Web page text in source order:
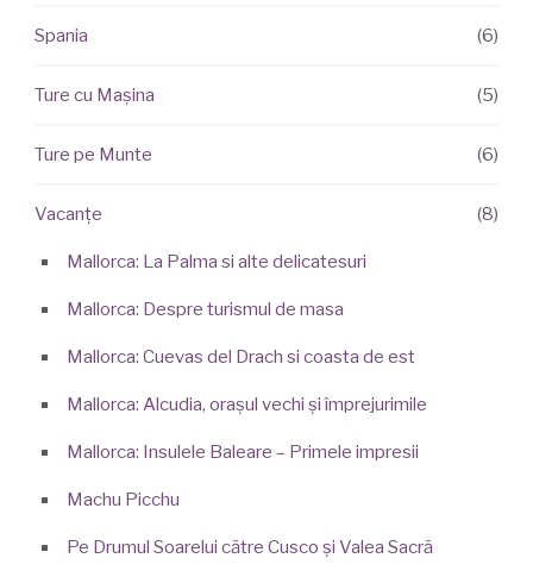
Spania (6)
Ture cu Mașina (5)
Ture pe Munte (6)
Vacanțe (8)
Mallorca: La Palma si alte delicatesuri
Mallorca: Despre turismul de masa
Mallorca: Cuevas del Drach si coasta de est
Mallorca: Alcudia, orașul vechi și împrejurimile
Mallorca: Insulele Baleare – Primele impresii
Machu Picchu
Pe Drumul Soarelui către Cusco și Valea Sacră